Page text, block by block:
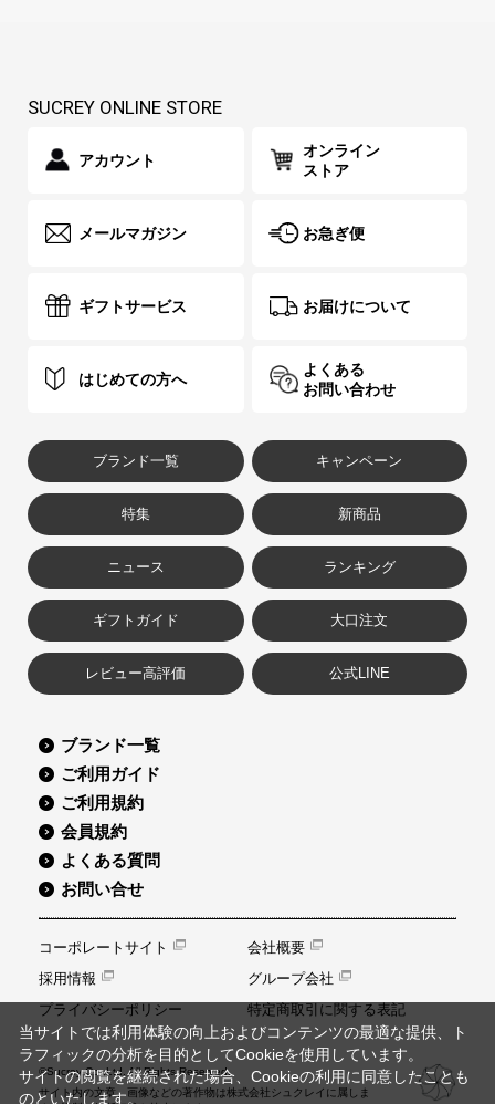
SUCREY ONLINE STORE
アカウント
オンライン
ストア
メールマガジン お急ぎ便
ギフトサービス お届けについて
はじめての方へ
よくある
お問い合わせ
ブランド一覧 キャンペーン
特集 新商品
ニュース ランキング
ギフトガイド 大口注文
レビュー高評価 公式LINE
ブランド一覧
ご利用ガイド
ご利用規約
会員規約
よくある質問
お問い合せ
コーポレートサイト
会社概要
採用情報
グループ会社
プライバシーポリシー
特定商取引に関する表記
©Sucrey Co.,Ltd. All Rights Reserved.
サイト内の文章、画像などの著作物は株式会社シュクレイに属しま
当サイトでは利用体験の向上およびコンテンツの最適な提供、ト
ラフィックの分析を目的としてCookieを使用しています。
サイトの閲覧を継続された場合、Cookieの利用に同意したことも
のといたします。